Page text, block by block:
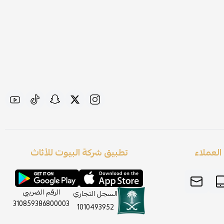
تطبيق شركة البيوت للأثاث
السجل التجاري
1010493952
الرقم الضريبي
310859386800003